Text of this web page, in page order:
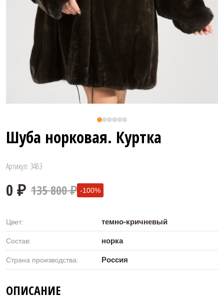
Шуба норковая. Куртка
Артикул: 3483
0 ₽
135 800 ₽ -100%
Цвет: темно-кричневый
Состав: норка
Страна производства: Россия
ОПИСАНИЕ